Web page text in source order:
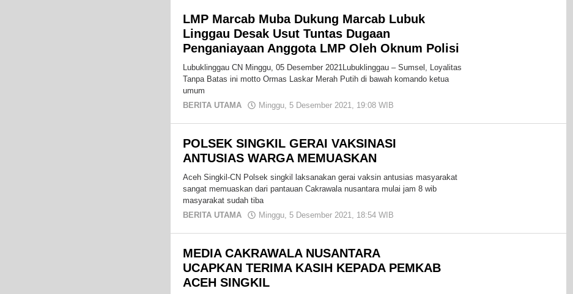
LMP Marcab Muba Dukung Marcab Lubuk
Linggau Desak Usut Tuntas Dugaan
Penganiayaan Anggota LMP Oleh Oknum Polisi
Lubuklinggau CN Minggu, 05 Desember 2021Lubuklinggau – Sumsel, Loyalitas
Tanpa Batas ini motto Ormas Laskar Merah Putih di bawah komando ketua
umum
BERITA UTAMA
Minggu, 5 Desember 2021, 19:08 WIB
POLSEK SINGKIL GERAI VAKSINASI
ANTUSIAS WARGA MEMUASKAN
Aceh Singkil-CN Polsek singkil laksanakan gerai vaksin antusias masyarakat
sangat memuaskan dari pantauan Cakrawala nusantara mulai jam 8 wib
masyarakat sudah tiba
BERITA UTAMA
Minggu, 5 Desember 2021, 18:54 WIB
MEDIA CAKRAWALA NUSANTARA
UCAPKAN TERIMA KASIH KEPADA PEMKAB
ACEH SINGKIL